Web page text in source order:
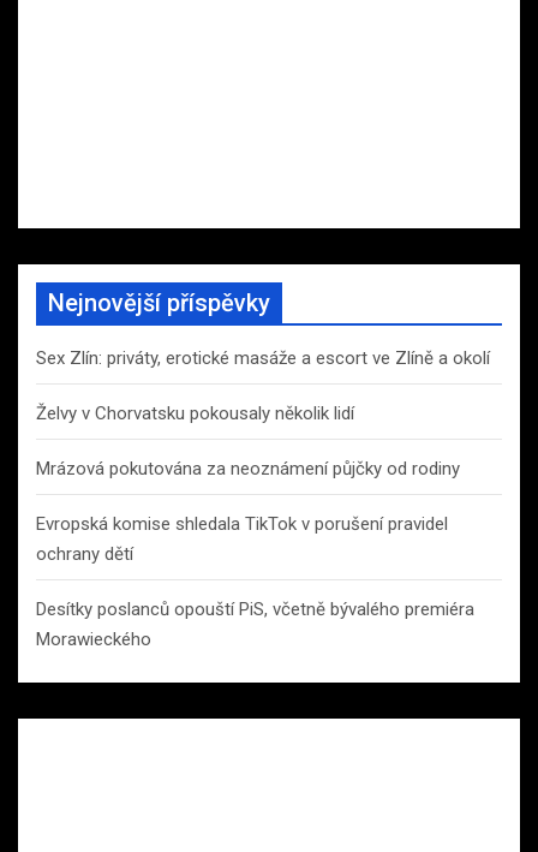
Nejnovější příspěvky
Sex Zlín: priváty, erotické masáže a escort ve Zlíně a okolí
Želvy v Chorvatsku pokousaly několik lidí
Mrázová pokutována za neoznámení půjčky od rodiny
Evropská komise shledala TikTok v porušení pravidel
ochrany dětí
Desítky poslanců opouští PiS, včetně bývalého premiéra
Morawieckého